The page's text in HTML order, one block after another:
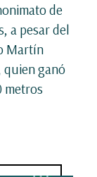
de
a pesar del
Martín
quien ganó
metros